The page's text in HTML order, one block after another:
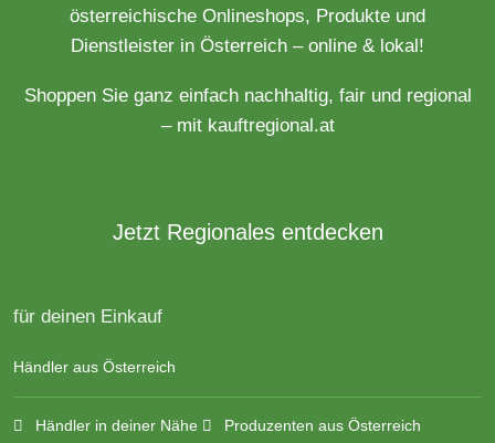
österreichische Onlineshops, Produkte und
Dienstleister in Österreich – online & lokal!
Shoppen Sie ganz einfach nachhaltig, fair und regional
– mit kauftregional.at
Jetzt Regionales entdecken
für deinen Einkauf
Händler aus Österreich
Händler in deiner Nähe Produzenten aus Österreich